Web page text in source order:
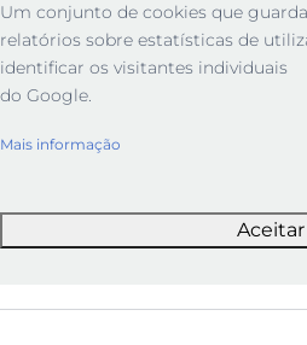
Um conjunto de cookies que
relatórios sobre estatísticas de
identificar os visitantes individuais
do Google.
Mais informação
Aceitar